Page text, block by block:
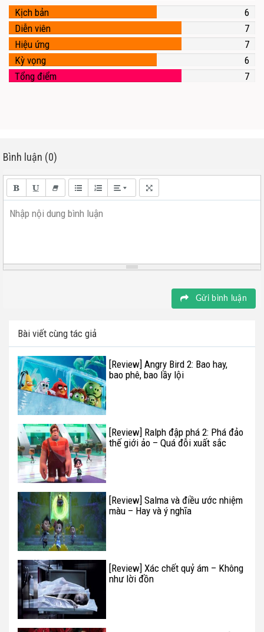
Kịch bản
6
Diễn viên
7
Hiệu ứng
7
Kỳ vọng
6
Tổng điểm
7
Bình luận (0)
Nhập nội dung bình luận
Gửi bình luận
Bài viết cùng tác giả
[Review] Angry Bird 2: Bao hay,
bao phê, bao lầy lội
[Review] Ralph đập phá 2: Phá đảo
thế giới ảo – Quá đỗi xuất sắc
[Review] Salma và điều ước nhiệm
màu – Hay và ý nghĩa
[Review] Xác chết quỷ ám – Không
như lời đồn